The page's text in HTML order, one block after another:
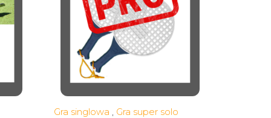
Gra singlowa , Gra super solo